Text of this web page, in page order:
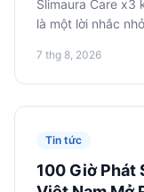
Slimaura Care x3
là một lời nhắc
tuân thủ nghiêm
khi thâm nhập
7 thg 8, 2026
Tin tức
100 Giờ Phát